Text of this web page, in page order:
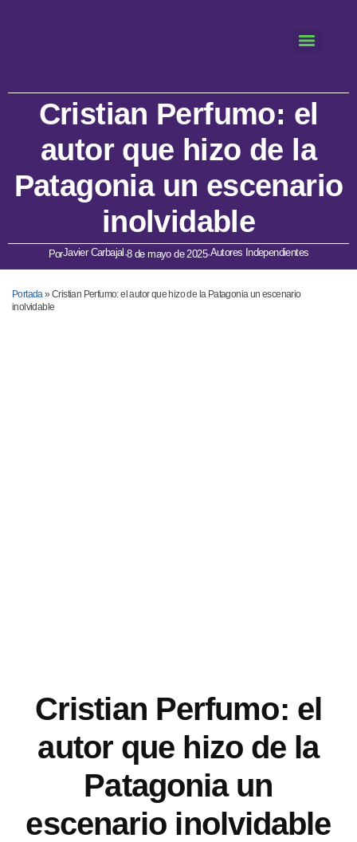
Cristian Perfumo: el
autor que hizo de la
Patagonia un escenario
inolvidable
PorJavier Carbajal ·8 de mayo de 2025·Autores Independientes
Portada»Cristian Perfumo: el autor que hizo de la Patagonia un escenario
inolvidable
Cristian Perfumo: el
autor que hizo de la
Patagonia un
escenario inolvidable